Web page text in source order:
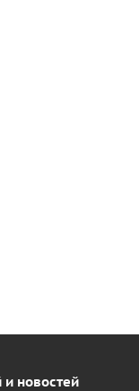
и новостей